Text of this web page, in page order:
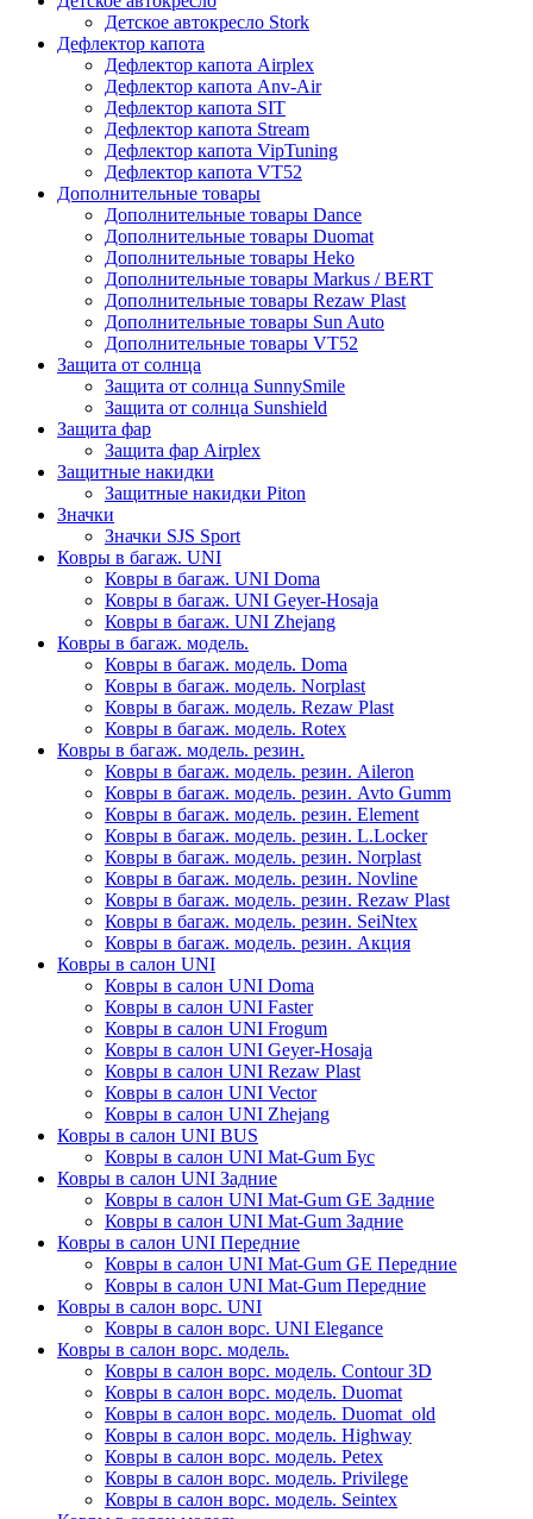
Детское автокресло Stork
Дефлектор капота
Дефлектор капота Airplex
Дефлектор капота Anv-Air
Дефлектор капота SIT
Дефлектор капота Stream
Дефлектор капота VipTuning
Дефлектор капота VT52
Дополнительные товары
Дополнительные товары Dance
Дополнительные товары Duomat
Дополнительные товары Heko
Дополнительные товары Markus / BERT
Дополнительные товары Rezaw Plast
Дополнительные товары Sun Auto
Дополнительные товары VT52
Защита от солнца
Защита от солнца SunnySmile
Защита от солнца Sunshield
Защита фар
Защита фар Airplex
Защитные накидки
Защитные накидки Piton
Значки
Значки SJS Sport
Ковры в багаж. UNI
Ковры в багаж. UNI Doma
Ковры в багаж. UNI Geyer-Hosaja
Ковры в багаж. UNI Zhejang
Ковры в багаж. модель.
Ковры в багаж. модель. Doma
Ковры в багаж. модель. Norplast
Ковры в багаж. модель. Rezaw Plast
Ковры в багаж. модель. Rotex
Ковры в багаж. модель. резин.
Ковры в багаж. модель. резин. Aileron
Ковры в багаж. модель. резин. Avto Gumm
Ковры в багаж. модель. резин. Element
Ковры в багаж. модель. резин. L.Locker
Ковры в багаж. модель. резин. Norplast
Ковры в багаж. модель. резин. Novline
Ковры в багаж. модель. резин. Rezaw Plast
Ковры в багаж. модель. резин. SeiNtex
Ковры в багаж. модель. резин. Акция
Ковры в салон UNI
Ковры в салон UNI Doma
Ковры в салон UNI Faster
Ковры в салон UNI Frogum
Ковры в салон UNI Geyer-Hosaja
Ковры в салон UNI Rezaw Plast
Ковры в салон UNI Vector
Ковры в салон UNI Zhejang
Ковры в салон UNI BUS
Ковры в салон UNI Mat-Gum Бус
Ковры в салон UNI Задние
Ковры в салон UNI Mat-Gum GE Задние
Ковры в салон UNI Mat-Gum Задние
Ковры в салон UNI Передние
Ковры в салон UNI Mat-Gum GE Передние
Ковры в салон UNI Mat-Gum Передние
Ковры в салон ворс. UNI
Ковры в салон ворс. UNI Elegance
Ковры в салон ворс. модель.
Ковры в салон ворс. модель. Contour 3D
Ковры в салон ворс. модель. Duomat
Ковры в салон ворс. модель. Duomat_old
Ковры в салон ворс. модель. Highway
Ковры в салон ворс. модель. Petex
Ковры в салон ворс. модель. Privilege
Ковры в салон ворс. модель. Seintex